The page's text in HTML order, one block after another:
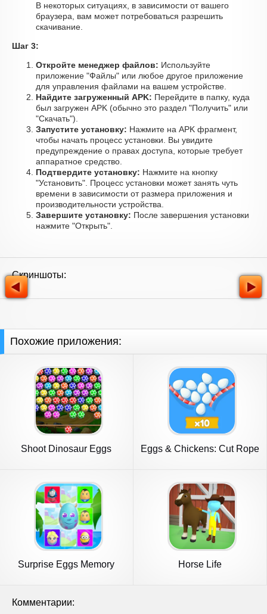
В некоторых ситуациях, в зависимости от вашего
браузера, вам может потребоваться разрешить
скачивание.
Шаг 3:
Откройте менеджер файлов: Используйте
приложение "Файлы" или любое другое приложение
для управления файлами на вашем устройстве.
Найдите загруженный APK: Перейдите в папку, куда
был загружен APK (обычно это раздел "Получить" или
"Скачать").
Запустите установку: Нажмите на APK фрагмент,
чтобы начать процесс установки. Вы увидите
предупреждение о правах доступа, которые требует
аппаратное средство.
Подтвердите установку: Нажмите на кнопку
"Установить". Процесс установки может занять чуть
времени в зависимости от размера приложения и
производительности устройства.
Завершите установку: После завершения установки
нажмите "Открыть".
Скриншоты:
Похожие приложения:
Shoot Dinosaur Eggs
Eggs & Chickens: Cut Rope
Surprise Eggs Memory Horse Life
Комментарии: